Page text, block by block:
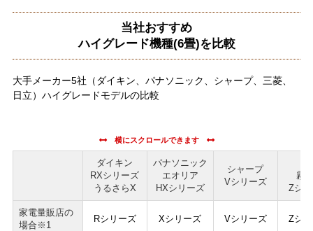
当社おすすめ
ハイグレード機種(6畳)を比較
大手メーカー5社（ダイキン、パナソニック、シャープ、三菱、
日立）ハイグレードモデルの比較
ダイキン
RXシリーズ
うるさらX
パナソニック
エオリア
HXシリーズ
シャープ
Vシリーズ
霧
Zシ
家電量販店の
場合※1
Rシリーズ Xシリーズ Vシリーズ Zシ